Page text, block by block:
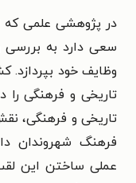
در پژوهشی علمی که
سعی دارد به
وظایف خود بپردازد.
تاریخی و فرهنگی را
تاریخی و فرهنگی،
فرهنگ شهروندان
عملی ساختن این